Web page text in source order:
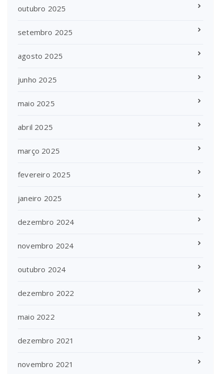
outubro 2025
setembro 2025
agosto 2025
junho 2025
maio 2025
abril 2025
março 2025
fevereiro 2025
janeiro 2025
dezembro 2024
novembro 2024
outubro 2024
dezembro 2022
maio 2022
dezembro 2021
novembro 2021